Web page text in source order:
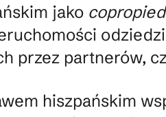
jako
przez partnerów,
hiszpańskim